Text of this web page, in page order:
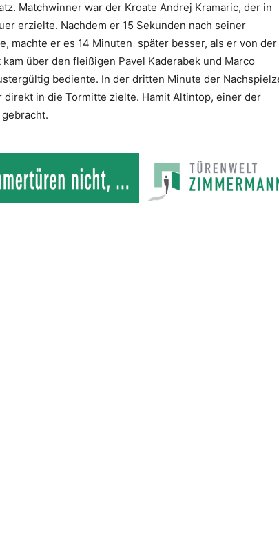
Matchwinner war der Kroate Andrej Kramaric, der in
erzielte. Nachdem er 15 Sekunden nach seiner
machte er es 14 Minuten später besser, als er von der
über den fleißigen Pavel Kaderabek und Marco
bediente. In der dritten Minute der
in die Tormitte zielte. Hamit Altintop, einer der